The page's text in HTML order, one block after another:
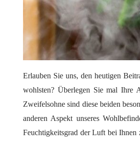
Erlauben Sie uns, den heutigen
wohlsten? Überlegen Sie mal Ihre
Zweifelsohne sind diese beiden
anderen Aspekt unseres
Feuchtigkeitsgrad der Luft bei Ihnen